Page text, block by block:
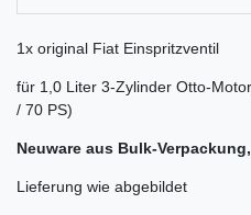
1x original Fiat Einspritzventil
für 1,0 Liter 3-Zylinder Otto-
/ 70 PS)
Neuware aus Bulk-
Lieferung wie abgebildet